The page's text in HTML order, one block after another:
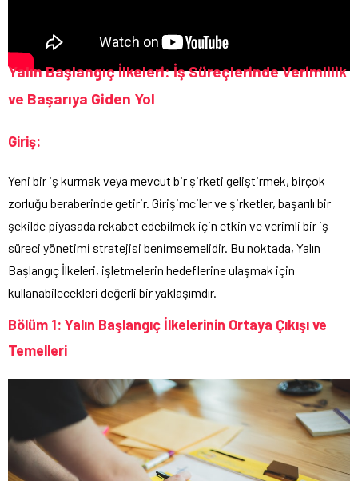
Yalın Başlangıç İlkeleri: İş Süreçlerinde Verimlilik
ve Başarıya Giden Yol
Giriş:
Yeni bir iş kurmak veya mevcut bir şirketi geliştirmek, birçok
zorluğu beraberinde getirir. Girişimciler ve şirketler, başarılı bir
şekilde piyasada rekabet edebilmek için etkin ve verimli bir iş
süreci yönetimi stratejisi benimsemelidir. Bu noktada, Yalın
Başlangıç İlkeleri, işletmelerin hedeflerine ulaşmak için
kullanabilecekleri değerli bir yaklaşımdır.
Bölüm 1: Yalın Başlangıç İlkelerinin Ortaya Çıkışı ve
Temelleri